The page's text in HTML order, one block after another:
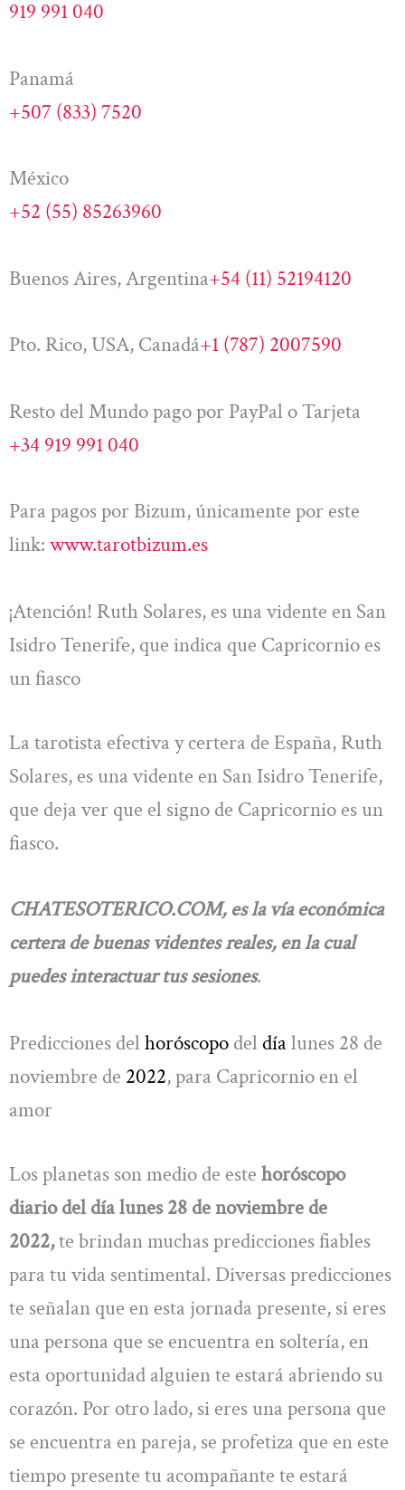
919 991 040
Panamá
+507 (833) 7520
México
+52 (55) 85263960
Buenos Aires, Argentina+54 (11) 52194120
Pto. Rico, USA, Canadá+1 (787) 2007590
Resto del Mundo pago por PayPal o Tarjeta
+34 919 991 040
Para pagos por Bizum, únicamente por este
link: www.tarotbizum.es
¡Atención! Ruth Solares, es una vidente en San
Isidro Tenerife, que indica que Capricornio es
un fiasco
La tarotista efectiva y certera de España, Ruth
Solares, es una vidente en San Isidro Tenerife,
que deja ver que el signo de Capricornio es un
fiasco.
CHATESOTERICO.COM, es la vía económica
certera de buenas videntes reales, en la cual
puedes interactuar tus sesiones.
Predicciones del horóscopo del díalunes 28 de
noviembre de 2022, para Capricornio en el
amor
Los planetas son medio de este horóscopo
diario del día lunes 28 de noviembre de
2022,te brindan muchas predicciones fiables
para tu vida sentimental. Diversas predicciones
te señalan que en esta jornada presente, si eres
una persona que se encuentra en soltería, en
esta oportunidad alguien te estará abriendo su
corazón. Por otro lado, si eres una persona que
se encuentra en pareja, se profetiza que en este
tiempo presente tu acompañante te estará